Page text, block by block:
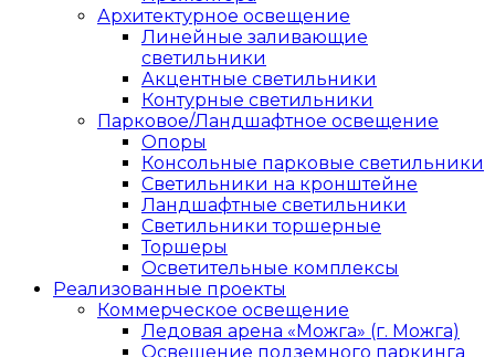
Архитектурное освещение
Линейные заливающие
светильники
Акцентные светильники
Контурные светильники
Парковое/Ландшафтное освещение
Опоры
Консольные парковые светильники
Светильники на кронштейне
Ландшафтные светильники
Светильники торшерные
Торшеры
Осветительные комплексы
Реализованные проекты
Коммерческое освещение
Ледовая арена «Можга» (г. Можга)
Освещение подземного паркинга